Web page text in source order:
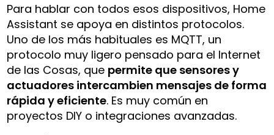
Para hablar con todos esos dispositivos, Home
Assistant se apoya en distintos protocolos.
Uno de los más habituales es MQTT, un
protocolo muy ligero pensado para el Internet
de las Cosas, que permite que sensores y
actuadores intercambien mensajes de forma
rápida y eficiente. Es muy común en
proyectos DIY o integraciones avanzadas.